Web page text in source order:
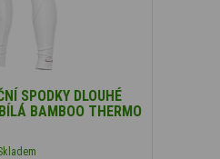
SPODKY DLOUHÉ
BAMBOO THERMO